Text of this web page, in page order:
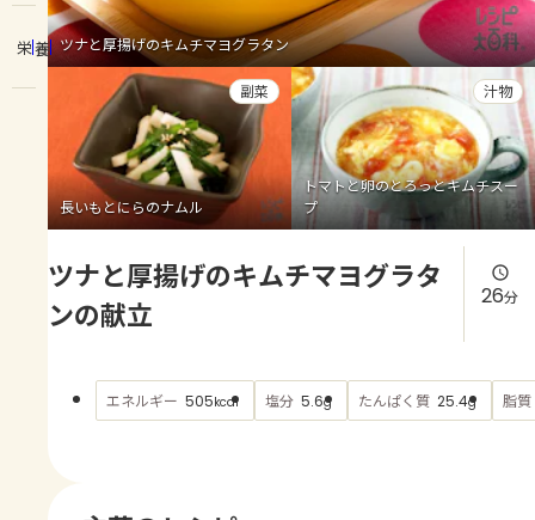
レシピ
トーク
よくあるお問い合わせ
お買い物
AJINOMOTO PARK とは
栄養 ツナと厚揚げのキムチマヨグラタン
長いもとにらのナムル
副菜
トマトと卵のとろっとキムチスー
プ
汁物
ツナと厚揚げのキムチマヨグラタ
ンの献立
26分
エネルギー 505kcal 塩分 5.6g たんぱく質 25.4g 脂質